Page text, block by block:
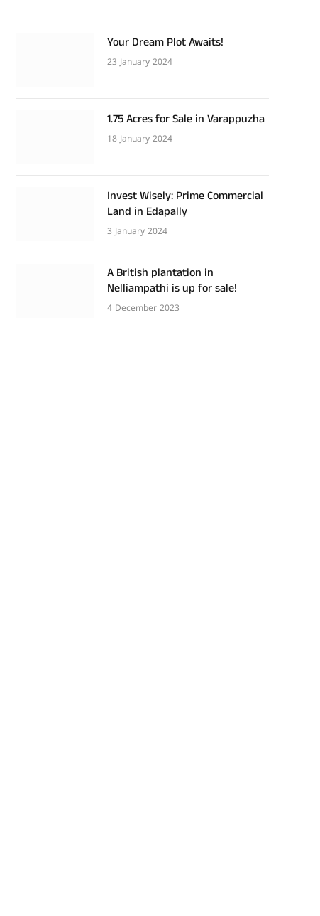
Your Dream Plot Awaits!
23 January 2024
1.75 Acres for Sale in Varappuzha
18 January 2024
Invest Wisely: Prime Commercial
Land in Edapally
3 January 2024
A British plantation in
Nelliampathi is up for sale!
4 December 2023